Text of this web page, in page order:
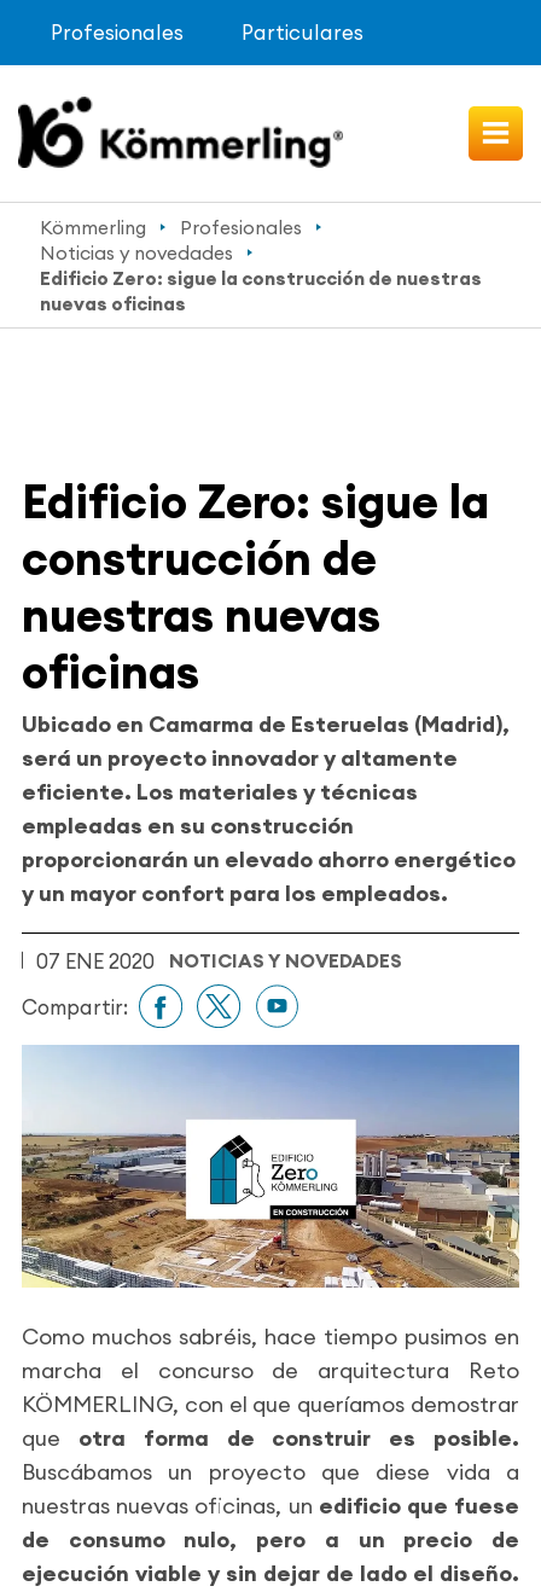
Profesionales Particulares
Kömmerling
Profesionales
Noticias y novedades
Edificio Zero: sigue la construcción de nuestras
nuevas oficinas
Edificio Zero: sigue la
construcción de
nuestras nuevas
oficinas
Ubicado en Camarma de Esteruelas (Madrid),
será un proyecto innovador y altamente
eficiente. Los materiales y técnicas
empleadas en su construcción
proporcionarán un elevado ahorro energético
y un mayor confort para los empleados.
07 ENE 2020 NOTICIAS Y NOVEDADES
Compartir:
Como muchos sabréis, hace tiempo pusimos en
marcha el concurso de arquitectura Reto
KÖMMERLING, con el que queríamos demostrar
que otra forma de construir es posible.
Buscábamos un proyecto que diese vida a
nuestras nuevas oficinas, un edificio que fuese
de consumo nulo, pero a un precio de
ejecución viable y sin dejar de lado el diseño.